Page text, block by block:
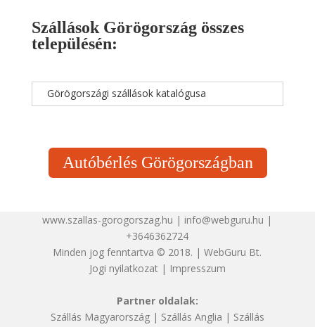
Szállások Görögország összes
településén:
Görögországi szállások katalógusa
Autóbérlés Görögországban
www.szallas-gorogorszag.hu | info@webguru.hu |
+3646362724
Minden jog fenntartva © 2018. | WebGuru Bt.
Jogi nyilatkozat| Impresszum
Partner oldalak:
Szállás Magyarország| Szállás Anglia | Szállás